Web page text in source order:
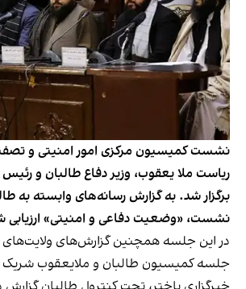
نشست کمیسیون مرکزی امور امنیتی و
ریاست ملا یعقوب، وزیر دفاع طالبان و
برگزار شد. به گزارش رسانه‌های وابسته به
نشست، «وضعیت دفاعی و امنیتی» ارزیابی
در این جلسه همچنین گزارش‌های
جلسه کمیسیون طالبان و ملایعقوب